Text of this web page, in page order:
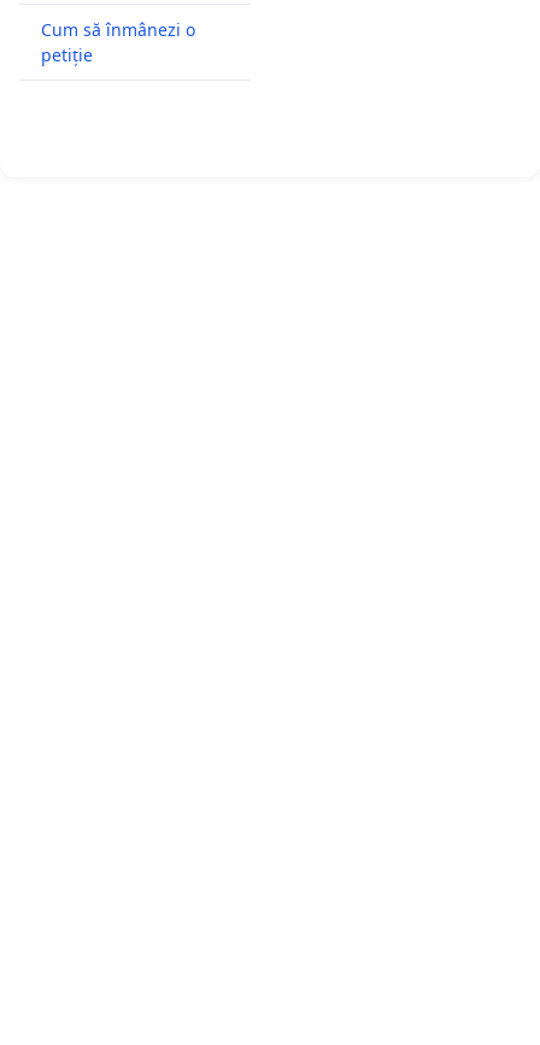
Cum să înmânezi o
petiție